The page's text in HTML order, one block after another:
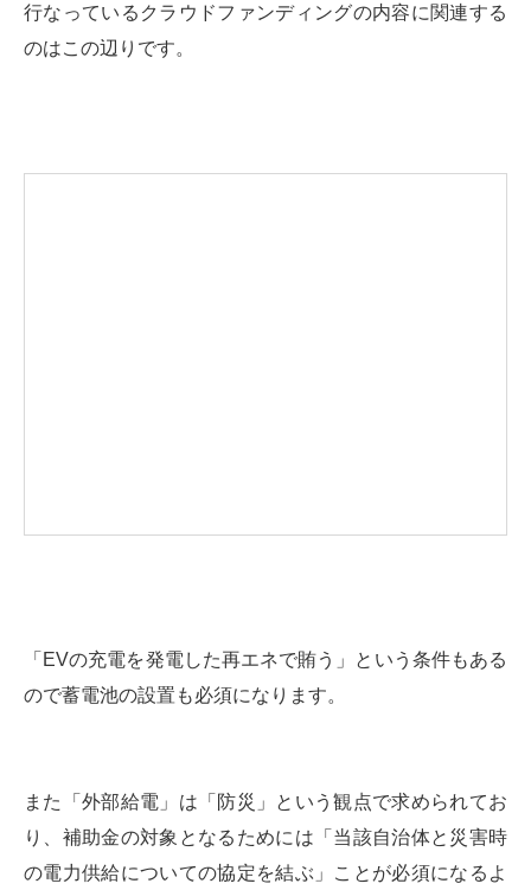
行なっているクラウドファンディングの内容に関連する
のはこの辺りです。
「EVの充電を発電した再エネで賄う」という条件もある
ので蓄電池の設置も必須になります。
また「外部給電」は「防災」という観点で求められてお
り、補助金の対象となるためには「当該自治体と災害時
の電力供給についての協定を結ぶ」ことが必須になるよ